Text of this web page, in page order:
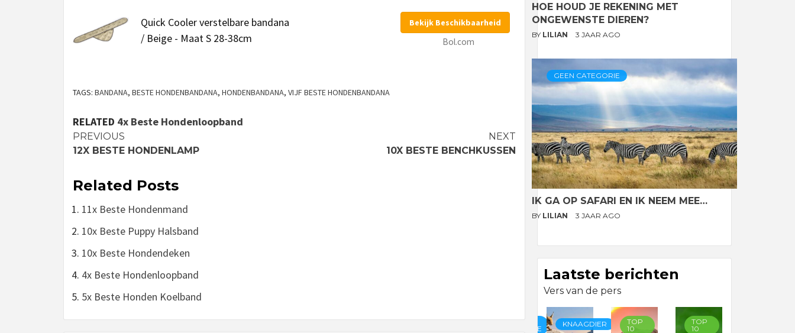
Quick Cooler verstelbare bandana
/ Beige - Maat S 28-38cm
Bekijk Beschikbaarheid
Bol.com
TAGS: BANDANA, BESTE HONDENBANDANA, HONDENBANDANA, VIJF BESTE HONDENBANDANA
RELATED 4x Beste Hondenloopband
Continue
PREVIOUS
12X BESTE HONDENLAMP
NEXT
10X BESTE BENCHKUSSEN
Related Posts
11x Beste Hondenmand
10x Beste Puppy Halsband
10x Beste Hondendeken
4x Beste Hondenloopband
5x Beste Honden Koelband
HOE HOUD JE REKENING MET
ONGEWENSTE DIEREN?
BY LILIAN 3 JAAR AGO
GEEN CATEGORIE
IK GA OP SAFARI EN IK NEEM MEE…
BY LILIAN 3 JAAR AGO
Laatste berichten
Vers van de pers
GEEN
GEEN
CATEGORIE
KNAAGDIER
TOP
10
TOP
10